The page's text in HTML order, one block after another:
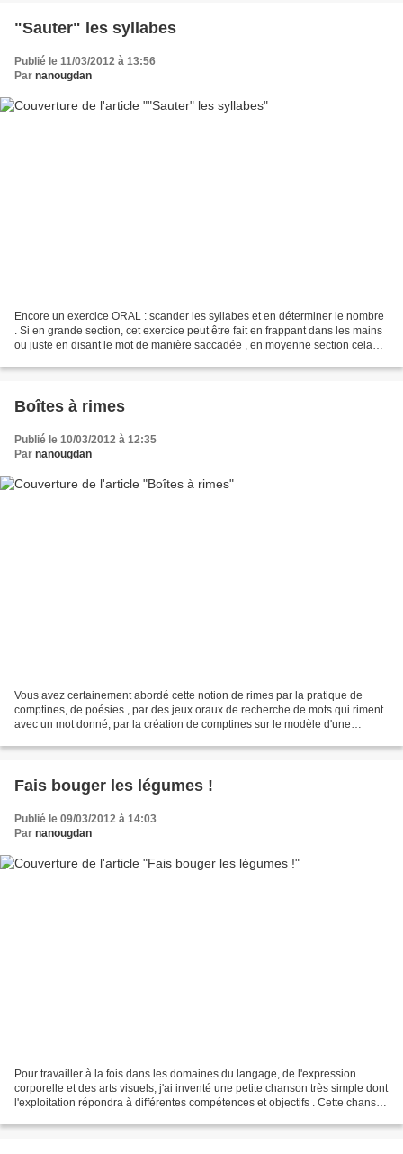
"Sauter" les syllabes
Publié le 11/03/2012 à 13:56
Par nanougdan
Encore un exercice ORAL : scander les syllabes et en déterminer le nombre
. Si en grande section, cet exercice peut être fait en frappant dans les mains
ou juste en disant le mot de manière saccadée , en moyenne section cela
Boîtes à rimes
Publié le 10/03/2012 à 12:35
Par nanougdan
Vous avez certainement abordé cette notion de rimes par la pratique de
comptines, de poésies , par des jeux oraux de recherche de mots qui riment
avec un mot donné, par la création de comptines sur le modèle d'une
Fais bouger les légumes !
Publié le 09/03/2012 à 14:03
Par nanougdan
Pour travailler à la fois dans les domaines du langage, de l'expression
corporelle et des arts visuels, j'ai inventé une petite chanson très simple dont
l'exploitation répondra à différentes compétences et objectifs . Cette chanson